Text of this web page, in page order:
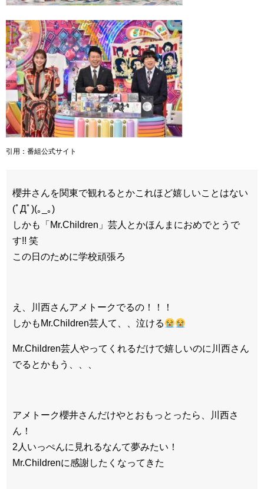
引用：番組公式サイト
櫻井さんを関東で観れるとかこれほど嬉しいことはない
(ﾟДﾟ)(｡_｡)
しかも「Mr.Children」芸人とかほんまにおめでとうで
す!! 笑
この日のために学校頑張ろ
え、川西さんアメトークでるの！！！
しかもMr.Children芸人て、、泣ける
Mr.Children芸人やってくれるだけで嬉しいのに川西さん
でるとかもう、、、
アメトーク櫻井さんだけやとおもっとったら、川西さ
ん！
2人いっぺんに見れるなんて夢みたい！
Mr.Childrenに感謝したくなってきた